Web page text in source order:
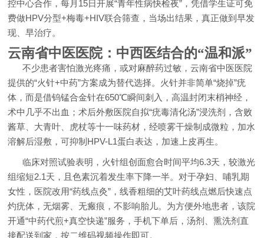
控中心合作，每月15日开展“青年性病快检夜”，凭借学生证可免
费做HPV分型+梅毒+HIV联合筛查，当场出结果，真正做到早发
现、早治疗。
云南省中医医院：中西医结合的“温和派”
不少患者害怕激光疼痛，或对麻醉药过敏，云南省中医医院
提供的“火针+中药”方案成为替代选择。火针并非简单“烧掉”疣
体，而是借钨锰合金针在650℃瞬间刺入，高温封闭末梢神经，
术中几乎不出血；术后外敷医院自拟“疣毒清化汤”浸洗剂，含败
酱草、大青叶、虎杖等十一味药材，经喷雾干燥制成微粒，加水
溶解后湿敷，可抑制HPV-L1蛋白表达，加速上皮再生。
临床对照试验表明，火针组创面愈合时间平均6.3天，较激光
组缩短2.1天，且色素沉着发生率下降一半。对于孕妇、哺乳期
女性，医院改用“药线点灸”，线香粗细的艾叶药线点燃后快速点
灼疣体，无烟雾、无瘢痕，不影响胎儿。为方便外地患者，该院
开通“中药代煎+真空快递”服务，手机下单后，汤剂、熏洗剂直
接配送到家，按二维码视频操作即可。